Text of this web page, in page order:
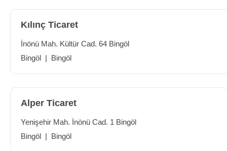
Kılınç Ticaret
İnönü Mah. Kültür Cad. 64 Bingöl
Bingöl | Bingöl
Alper Ticaret
Yenişehir Mah. İnönü Cad. 1 Bingöl
Bingöl | Bingöl